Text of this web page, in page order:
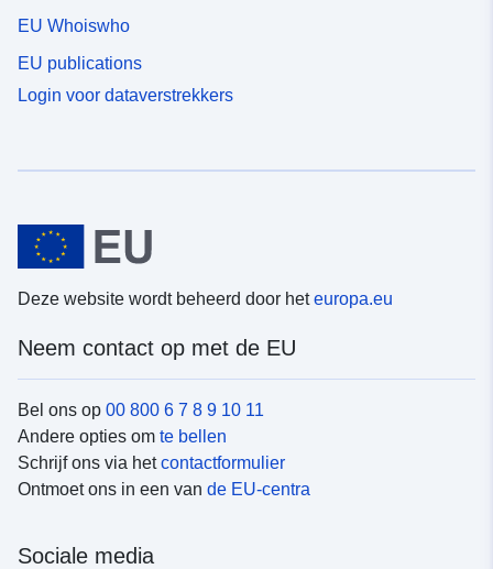
EU Whoiswho
EU publications
Login voor dataverstrekkers
Deze website wordt beheerd door heteuropa.eu
Neem contact op met de EU
Bel ons op 00 800 6 7 8 9 10 11
Andere opties om te bellen
Schrijf ons via hetcontactformulier
Ontmoet ons in een van de EU-centra
Sociale media